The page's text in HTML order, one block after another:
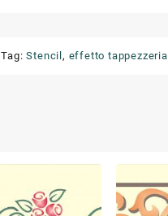
Tag:Stencil, effetto tappezzeria